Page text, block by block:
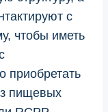
с
чтобы иметь
приобретать
пищевых